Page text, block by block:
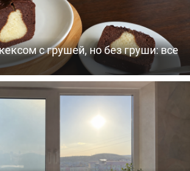
с грушей, но без груши: все